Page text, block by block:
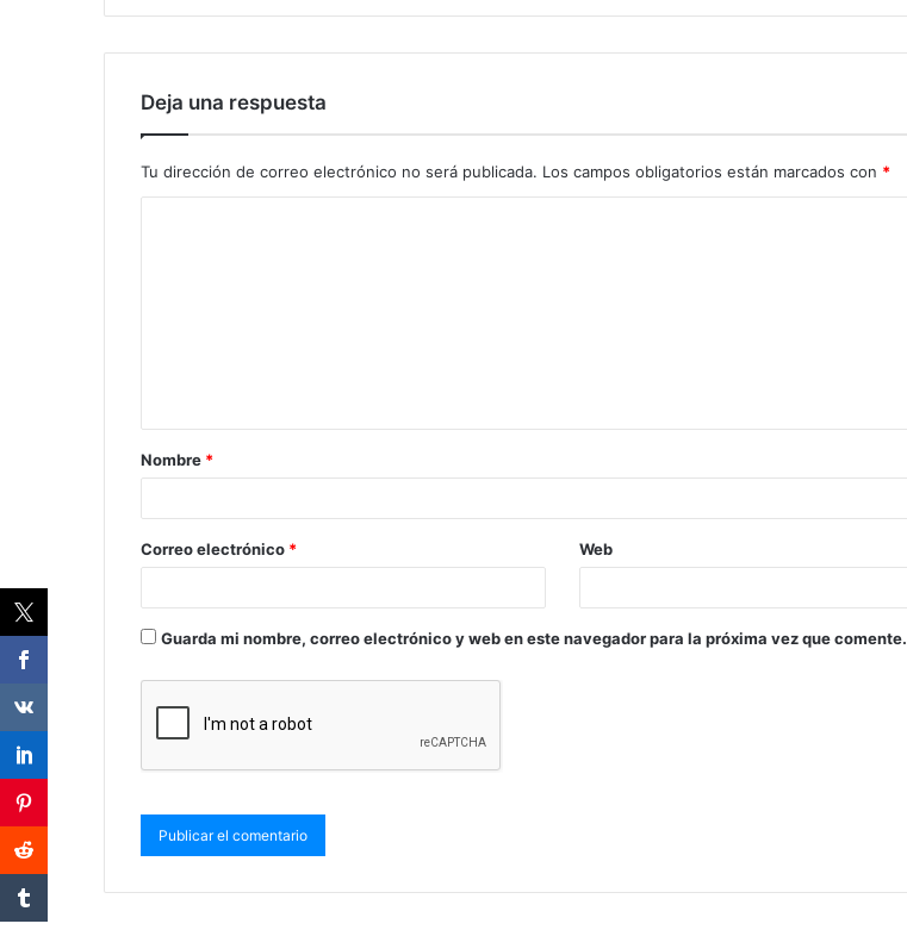
Deja una respuesta
Tu dirección de correo electrónico no será publicada. Los campos obligatorios están marcados con *
Nombre *
Correo electrónico * Web
Guarda mi nombre, correo electrónico y web en este navegador para la próxima vez que comente.